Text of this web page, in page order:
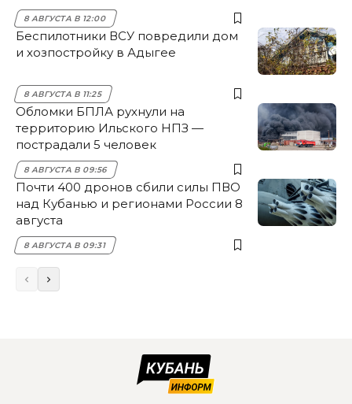
8 АВГУСТА В 12:00
Беспилотники ВСУ повредили дом
и хозпостройку в Адыгее
8 АВГУСТА В 11:25
Обломки БПЛА рухнули на
территорию Ильского НПЗ —
пострадали 5 человек
8 АВГУСТА В 09:56
Почти 400 дронов сбили силы ПВО
над Кубанью и регионами России 8
августа
8 АВГУСТА В 09:31